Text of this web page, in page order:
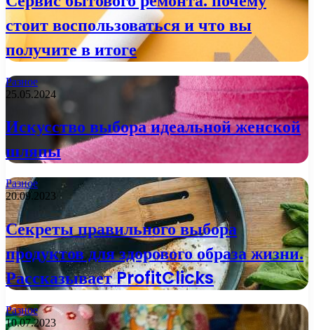
стоит воспользоваться и что вы
получите в итоге
Разное
25.05.2024
Искусство выбора идеальной женской
шляпы
Разное
20.09.2023
Секреты правильного выбора
продуктов для здорового образа жизни.
Рассказывает ProfitClicks
Разное
10.07.2023